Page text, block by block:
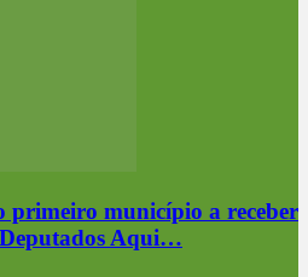
primeiro município a receber
Aqui…